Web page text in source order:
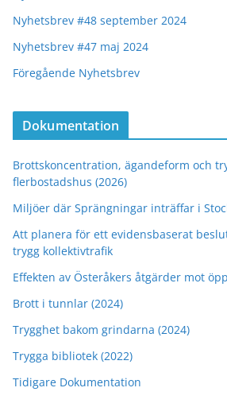
Nyhetsbrev #48 september 2024
Nyhetsbrev #47 maj 2024
Föregående Nyhetsbrev
Dokumentation
Brottskoncentration, ägandeform och
flerbostadshus (2026)
Miljöer där Sprängningar inträffar i
Att planera för ett evidensbaserat
trygg kollektivtrafik
Effekten av Österåkers åtgärder mot
Brott i tunnlar (2024)
Trygghet bakom grindarna (2024)
Trygga bibliotek (2022)
Tidigare Dokumentation